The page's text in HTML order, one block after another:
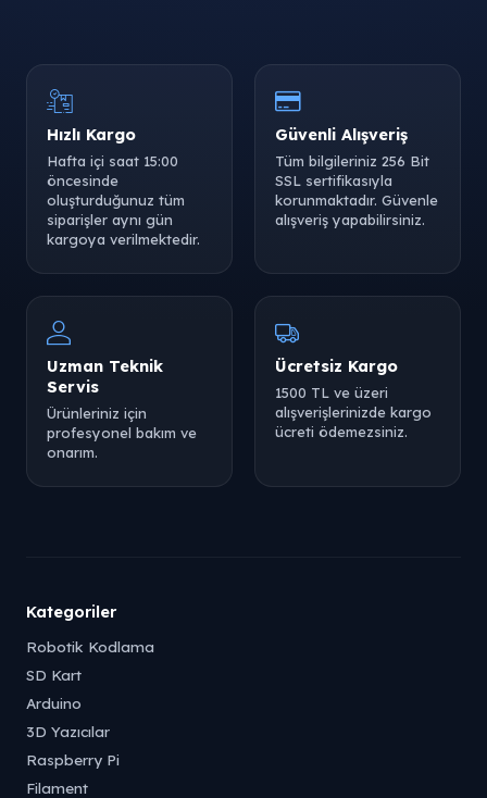
Hızlı Kargo
Hafta içi saat 15:00
öncesinde
oluşturduğunuz tüm
siparişler aynı gün
kargoya verilmektedir.
Güvenli Alışveriş
Tüm bilgileriniz 256 Bit
SSL sertifikasıyla
korunmaktadır. Güvenle
alışveriş yapabilirsiniz.
Uzman Teknik
Servis
Ürünleriniz için
profesyonel bakım ve
onarım.
Ücretsiz Kargo
1500 TL ve üzeri
alışverişlerinizde kargo
ücreti ödemezsiniz.
Kategoriler
Robotik Kodlama
SD Kart
Arduino
3D Yazıcılar
Raspberry Pi
Filament